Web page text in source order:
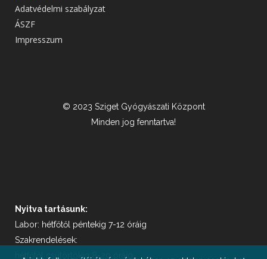
Adatvédelmi szabályzat
ÁSZF
Impresszum
© 2023 Sziget Gyógyászati Központ
Minden jog fenntartva!
Nyitva tartásunk:
Labor: hétfőtől péntekig 7-12 óráig
Szakrendelések:
hétfőtől csütörtökig 8-20 óráig,